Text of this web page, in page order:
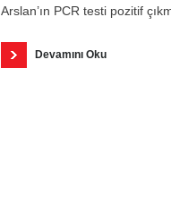
Arslan’ın PCR testi pozitif
Devamını Oku